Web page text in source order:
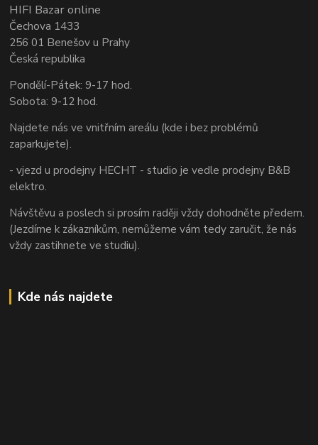
HIFI Bazar online
Čechova 1433
256 01 Benešov u Prahy
Česká republika
Pondělí-Pátek: 9-17 hod.
Sobota: 9-12 hod.
Najdete nás ve vnitřním areálu (kde i bez problémů
zaparkujete).
- vjezd u prodejny HECHT - studio je vedle prodejny B&B
elektro.
Návštěvu a poslech si prosím raději vždy dohodněte předem.
(Jezdíme k zákazníkům, nemůžeme vám tedy zaručit, že nás
vždy zastihnete ve studiu).
Kde nás najdete